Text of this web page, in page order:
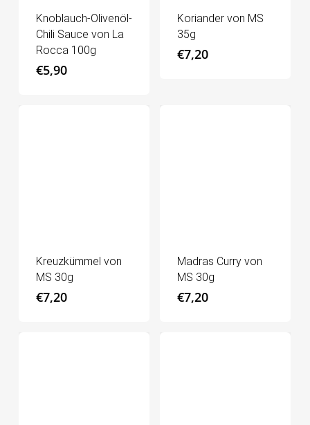
Knoblauch-Olivenöl-
Chili Sauce von La
Rocca 100g
€5,90
Koriander von MS
35g
€7,20
Kreuzkümmel von
MS 30g
€7,20
Madras Curry von
MS 30g
€7,20